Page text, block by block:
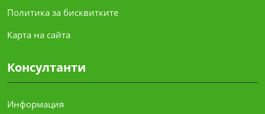
Политика за бисквитките
Карта на сайта
Консултанти
Информация